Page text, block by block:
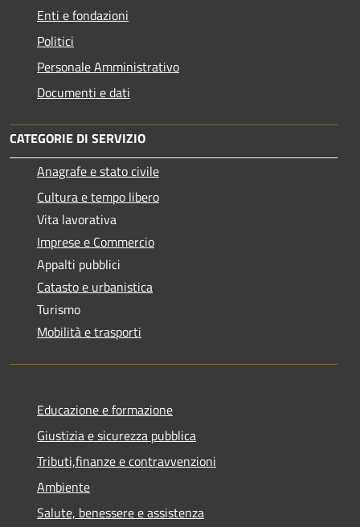
Enti e fondazioni
Politici
Personale Amministrativo
Documenti e dati
CATEGORIE DI SERVIZIO
Anagrafe e stato civile
Cultura e tempo libero
Vita lavorativa
Imprese e Commercio
Appalti pubblici
Catasto e urbanistica
Turismo
Mobilità e trasporti
Educazione e formazione
Giustizia e sicurezza pubblica
Tributi,finanze e contravvenzioni
Ambiente
Salute, benessere e assistenza